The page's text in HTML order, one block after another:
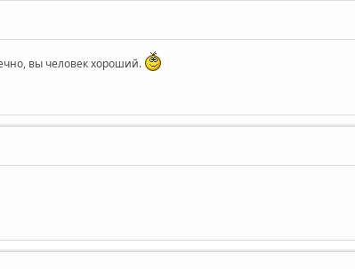
вы человек хороший.